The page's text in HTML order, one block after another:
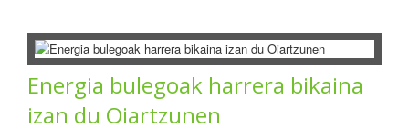
Energia bulegoak harrera bikaina
izan du Oiartzunen